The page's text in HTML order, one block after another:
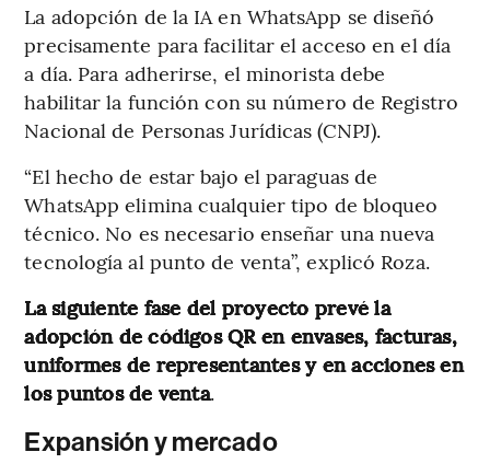
La adopción de la IA en WhatsApp se diseñó
precisamente para facilitar el acceso en el día
a día. Para adherirse, el minorista debe
habilitar la función con su número de Registro
Nacional de Personas Jurídicas (CNPJ).
“El hecho de estar bajo el paraguas de
WhatsApp elimina cualquier tipo de bloqueo
técnico. No es necesario enseñar una nueva
tecnología al punto de venta”, explicó Roza.
La siguiente fase del proyecto prevé la
adopción de códigos QR en envases, facturas,
uniformes de representantes y en acciones en
los puntos de venta.
Expansión y mercado